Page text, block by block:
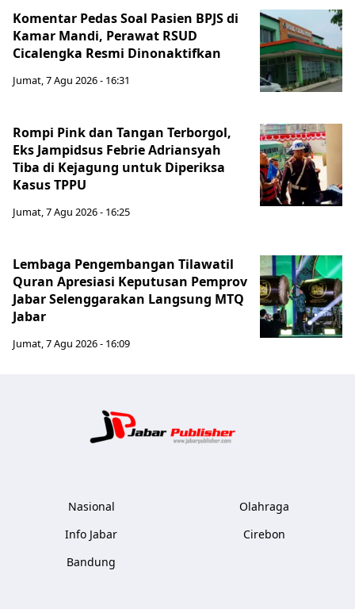
Komentar Pedas Soal Pasien BPJS di
Kamar Mandi, Perawat RSUD
Cicalengka Resmi Dinonaktifkan
Jumat, 7 Agu 2026 - 16:31
Rompi Pink dan Tangan Terborgol,
Eks Jampidsus Febrie Adriansyah
Tiba di Kejagung untuk Diperiksa
Kasus TPPU
Jumat, 7 Agu 2026 - 16:25
Lembaga Pengembangan Tilawatil
Quran Apresiasi Keputusan Pemprov
Jabar Selenggarakan Langsung MTQ
Jabar
Jumat, 7 Agu 2026 - 16:09
Nasional
Info Jabar
Bandung
Olahraga
Cirebon